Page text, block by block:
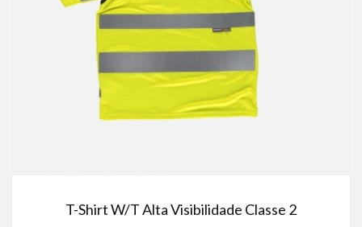
T-Shirt W/T Alta Visibilidade Classe 2